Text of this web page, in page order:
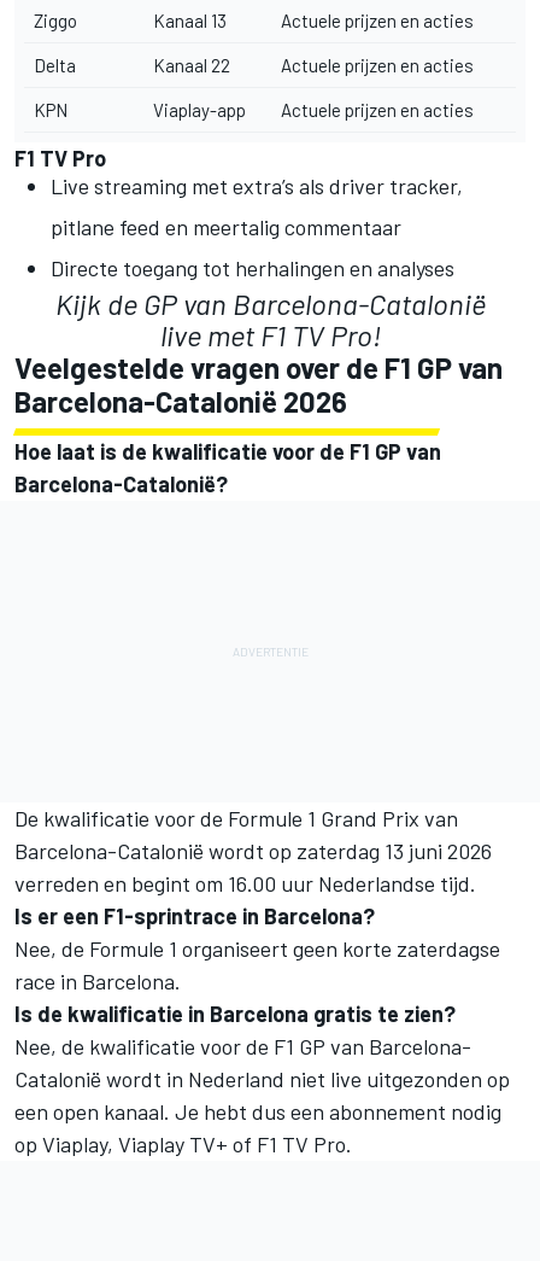
Ziggo Kanaal 13 Actuele prijzen en acties
Delta Kanaal 22 Actuele prijzen en acties
KPN Viaplay-app Actuele prijzen en acties
F1 TV Pro
Live streaming met extra’s als driver tracker,
pitlane feed en meertalig commentaar
Directe toegang tot herhalingen en analyses
Kijk de GP van Barcelona-Catalonië
livemet F1 TV Pro!
Veelgestelde vragen over de F1 GP van
Barcelona-Catalonië 2026
Hoe laat is de kwalificatie voor de F1 GP van
Barcelona-Catalonië?
De kwalificatie voor de Formule 1 Grand Prix van
Barcelona-Catalonië wordt op zaterdag 13 juni 2026
verreden en begint om 16.00 uur Nederlandse tijd.
Is er een F1-sprintrace in Barcelona?
Nee, de Formule 1 organiseert geen korte zaterdagse
race in Barcelona.
Is de kwalificatie in Barcelona gratis te zien?
Nee, de kwalificatie voor de F1 GP van Barcelona-
Catalonië wordt in Nederland niet live uitgezonden op
een open kanaal. Je hebt dus een abonnement nodig
op Viaplay, Viaplay TV+ of F1 TV Pro.